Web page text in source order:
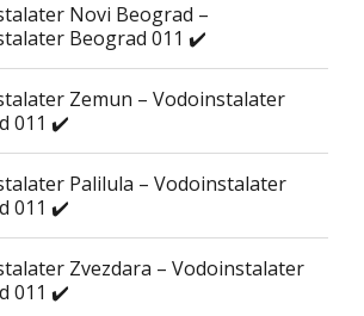
Novi Beograd –
Beograd 011 ✔️
Zemun – Vodoinstalater
011 ✔️
Palilula – Vodoinstalater
011 ✔️
Zvezdara – Vodoinstalater
011 ✔️